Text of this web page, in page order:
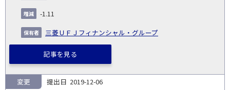
-1.11
三菱ＵＦＪフィナンシャル・グループ
記事を見る
2019-12-06
変更